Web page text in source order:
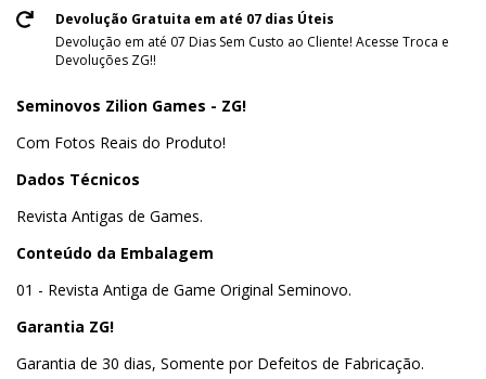
Devolução Gratuita em até 07 dias Úteis
Devolução em até 07 Dias Sem Custo ao Cliente! Acesse Troca e
Devoluções ZG!!
Seminovos Zilion Games - ZG!
Com Fotos Reais do Produto!
Dados Técnicos
Revista Antigas de Games.
Conteúdo da Embalagem
01 - Revista Antiga de Game Original Seminovo.
Garantia ZG!
Garantia de 30 dias, Somente por Defeitos de Fabricação.